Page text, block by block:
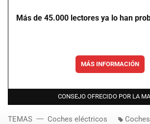
Más de 45.000 lectores ya lo han
MÁS INFORMACIÓN
CONSEJO OFRECIDO POR LA
TEMAS Coches eléctricos